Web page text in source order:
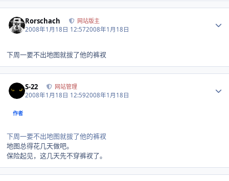
Rorschach 网站版主
2008年1月18日 12:572008年1月18日
下周一要不出地图就拔了他的裤衩
S-22 网站管理
2008年1月18日 12:592008年1月18日
作者
下周一要不出地图就拔了他的裤衩
地图总得花几天做吧。
保险起见，这几天先不穿裤衩了。